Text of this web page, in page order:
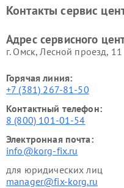
Контакты сервис
Адрес сервисного
г. Омск, ​Лесной проезд, 11
Горячая линия:
+7 (381) 267-81-50
Контактный телефон:
8 (800) 101-01-54
Электронная почта:
info@korg-fix.ru
для юридических лиц
manager@fix-korg.ru